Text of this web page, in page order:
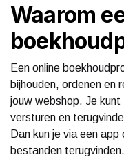
Waarom
Een online
bijhouden, ordenen en
jouw webshop. Je
versturen en
Dan kun je via een
bestanden